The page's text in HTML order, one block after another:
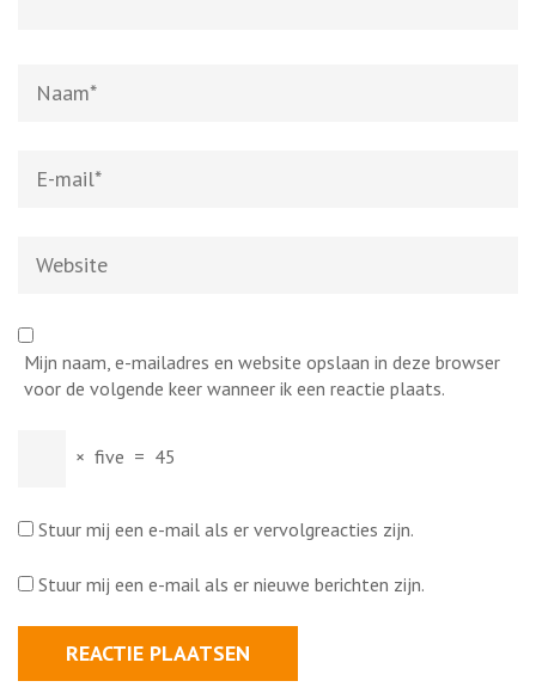
mail*
Mijn naam, e-mailadres en website opslaan in deze browser
voor de volgende keer wanneer ik een reactie plaats.
× five = 45
Stuur mij een e-mail als er vervolgreacties zijn.
Stuur mij een e-mail als er nieuwe berichten zijn.